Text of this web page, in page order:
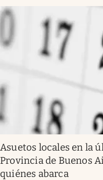
Asuetos locales en la
Provincia de Buenos
quiénes abarca